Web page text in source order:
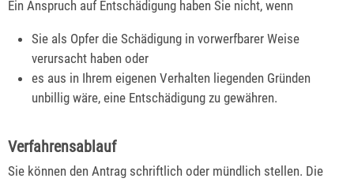
Ein Anspruch auf Entschädigung haben Sie nicht, wenn
Sie als Opfer die Schädigung in vorwerfbarer Weise
verursacht haben oder
es aus in Ihrem eigenen Verhalten liegenden Gründen
unbillig wäre, eine Entschädigung zu gewähren.
Verfahrensablauf
Sie können den Antrag schriftlich oder mündlich stellen. Die